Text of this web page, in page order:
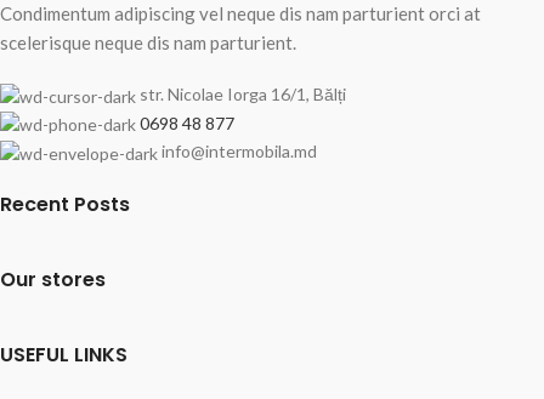
Condimentum adipiscing vel neque dis nam parturient orci at
scelerisque neque dis nam parturient.
str. Nicolae Iorga 16/1, Bălți
0698 48 877
info@intermobila.md
Recent Posts
Our stores
USEFUL LINKS